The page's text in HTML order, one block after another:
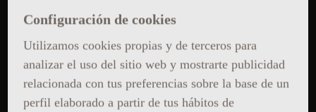
Configuración de cookies
Utilizamos cookies propias y de terceros para
analizar el uso del sitio web y mostrarte publicidad
relacionada con tus preferencias sobre la base de un
perfil elaborado a partir de tus hábitos de